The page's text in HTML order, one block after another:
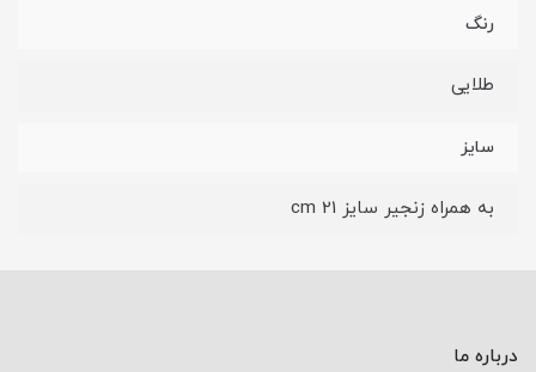
رنگ
طلایی
سایز
به همراه زنجیر سایز 21 cm
درباره ما